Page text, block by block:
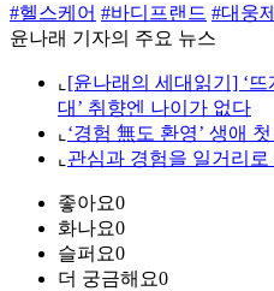
#헬스케어 #바디프랜드 #대웅
윤나래 기자의 주요 뉴스
⌞ [윤나래의 세대읽기] ‘
대’ 취향엔 나이가 없다
⌞ ‘경험 無도 환영’ 생애
⌞ 관심과 경험을 일거리로
좋아요0
화나요0
슬퍼요0
더 궁금해요0